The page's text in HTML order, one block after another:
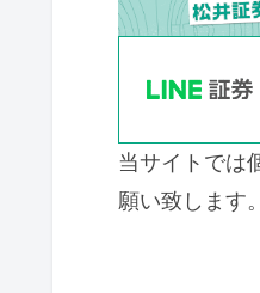
当サイトでは
願い致します。